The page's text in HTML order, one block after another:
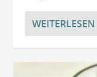
WEITERLESEN